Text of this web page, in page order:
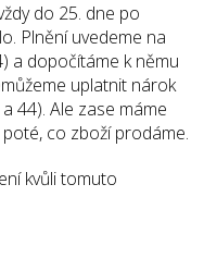
do 25. dne po
Plnění uvedeme na
a dopočítáme k němu
uplatnit nárok
44). Ale zase máme
co zboží prodáme.
kvůli tomuto